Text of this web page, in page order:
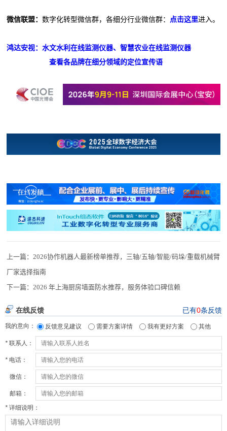
微信联盟：数字化转型微信群，各细分行业微信群： 点击这里进入。
鸿达安视：水文水利在线监测仪器、智慧农业在线监测仪器
查看各品牌在细分领域的定位宣传语
上一篇：2026协作机器人最新榜单推荐，三轴/五轴/智能/码垛/重载机械臂
厂家选择指南
下一篇：2026 年上海厨房墙面防水推荐，服务体验口碑信赖